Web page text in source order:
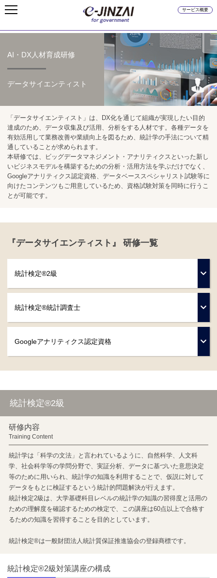
サービス概要
AI・DX人材育成研修
データサイエンティスト
「データサイエンティスト」は、DX化を通じて組織が実現したい目的
達成のため、データ収集及び活用、分析をする人材です。各種データを
有効活用して業務改善や業績向上を図るため、統計学の手法について精
通していることが求められます。
本研修では、ビッグデータマネジメント・アナリティクスといった新し
いビジネスモデルを構築するための分析・活用方法を学ぶだけでなく、
Googleアナリティクス認定資格、データベーススペシャリスト試験等に
向けたコンテンツもご用意しているため、資格試験対策を同時に行うこ
とが可能です。
『データサイエンティスト』 研修一覧
統計検定®2級
統計検定®統計調査士
Googleアナリティクス認定資格
統計検定®2級
研修内容
Training Content
統計学は「科学の文法」と言われているように、自然科学、人文科
学、社会科学等の学問分野で、実証分析、データに基づいた意思決定
等のために用いられ、統計学の知識を利用することで、仮説に対して
データをもとに検証するという統計的問題解決が行えます。
統計検定2級は、大学基礎科目レベルの統計学の知識の習得度と活用の
ための理解度を確認するための検定で、この講座は60点以上で合格す
るための知識を習得することを目的としています。
統計検定®は一般財団法人統計質保証推進協会の登録商標です。
統計検定®2級対策講座の構成